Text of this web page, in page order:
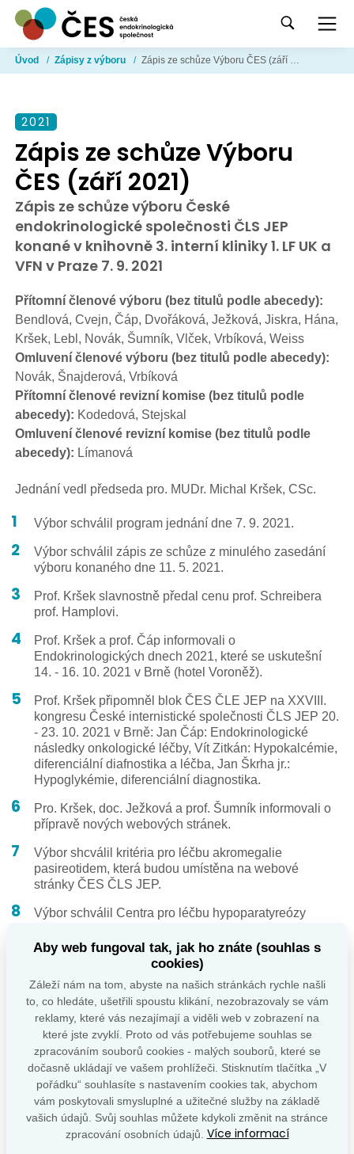
Úvod / Zápisy z výboru / Zápis ze schůze Výboru ČES (září 2021)
2021
Zápis ze schůze Výboru
ČES (září 2021)
Zápis ze schůze výboru České
endokrinologické společnosti ČLS JEP
konané v knihovně 3. interní kliniky 1. LF UK a
VFN v Praze 7. 9. 2021
Přítomní členové výboru (bez titulů podle abecedy):
Bendlová, Cvejn, Čáp, Dvořáková, Ježková, Jiskra, Hána,
Kršek, Lebl, Novák, Šumník, Vlček, Vrbíková, Weiss
Omluvení členové výboru (bez titulů podle abecedy):
Novák, Šnajderová, Vrbíková
Přítomní členové revizní komise (bez titulů podle
abecedy): Kodedová, Stejskal
Omluvení členové revizní komise (bez titulů podle
abecedy): Límanová
Jednání vedl předseda pro. MUDr. Michal Kršek, CSc.
Výbor schválil program jednání dne 7. 9. 2021.
Výbor schválil zápis ze schůze z minulého zasedání
výboru konaného dne 11. 5. 2021.
Prof. Kršek slavnostně předal cenu prof. Schreibera
prof. Hamplovi.
Prof. Kršek a prof. Čáp informovali o
Endokrinologických dnech 2021, které se uskutešní
14. - 16. 10. 2021 v Brně (hotel Voroněž).
Prof. Kršek připomněl blok ČES ČLE JEP na XXVIII.
kongresu České internistické společnosti ČLS JEP 20.
- 23. 10. 2021 v Brně: Jan Čáp: Endokrinologické
následky onkologické léčby, Vít Zitkán: Hypokalcémie,
diferenciální diafnostika a léčba, Jan Škrha jr.:
Hypoglykémie, diferenciální diagnostika.
Pro. Kršek, doc. Ježková a prof. Šumník informovali o
přípravě nových webových stránek.
Výbor shcválil kritéria pro léčbu akromegalie
pasireotidem, která budou umístěna na webové
stránky ČES ČLS JEP.
Výbor schválil Centra pro léčbu hypoparatyreózy
webové stránky.
Výbor projednal návrh prof. Weisse na změnu
organizace péče o jedince s poruchou pohlavní
identity v dětství a dospívání. V současné situaci výbor
podporuje snahu přesunout část této péče ze
specializovaných center do regionů a přiřadit ji k
centrům pro léčbu analogy gonadoliberinu z indikace
centrální předčasné puberty. Současně však výbor
vyjádřil potřebu komplexní změny organizace této
péče v udoucnosti tak, aby odpovídala mezinárodním
standardům. Za tímto účelem ustanovil pracovní
skupinu ve složení doc. Šnajderová, prof. Lebl, prof.
Aby web fungoval tak, jak ho znáte (souhlas s
cookies)
Záleží nám na tom, abyste na našich stránkách rychle našli
to, co hledáte, ušetřili spoustu klikání, nezobrazovaly se vám
reklamy, které vás nezajímají a viděli web v zobrazení na
které jste zvyklí. Proto od vás potřebujeme souhlas se
zpracováním souborů cookies - malých souborů, které se
dočasně ukládají ve vašem prohlížeči. Stisknutím tlačítka „V
pořádku“ souhlasíte s nastavením cookies tak, abychom
vám poskytovali smysluplné a užitečné služby na základě
vašich údajů. Svůj souhlas můžete kdykoli změnit na stránce
zpracování osobních údajů. Více informací